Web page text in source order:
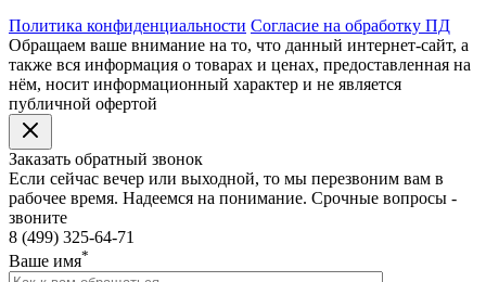
Политика конфиденциальности Согласие на обработку ПД
Обращаем ваше внимание на то, что данный интернет-сайт, а
также вся информация о товарах и ценах, предоставленная на
нём, носит информационный характер и не является
публичной офертой
Заказать обратный звонок
Если сейчас вечер или выходной, то мы перезвоним вам в
рабочее время. Надеемся на понимание. Срочные вопросы -
звоните
8 (499) 325-64-71
Ваше имя*